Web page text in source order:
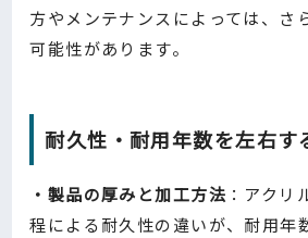
方やメンテナンスによっては、さ
可能性があります。
耐久性・耐用年数を左右す
・製品の厚みと加工方法 ：アクリ
程による耐久性の違いが、耐用年